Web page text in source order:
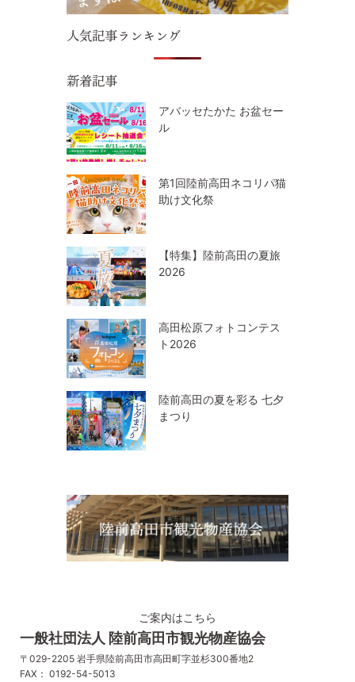
人気記事ランキング
新着記事
アバッセたかた お盆セー
ル
第1回陸前高田ネコリパ猫
助け文化祭
【特集】陸前高田の夏旅
2026
高田松原フォトコンテス
ト2026
陸前高田の夏を彩る 七夕
まつり
ご案内はこちら
一般社団法人 陸前高田市観光物産協会
〒029-2205 岩手県陸前高田市高田町字並杉300番地2
FAX： 0192-54-5013